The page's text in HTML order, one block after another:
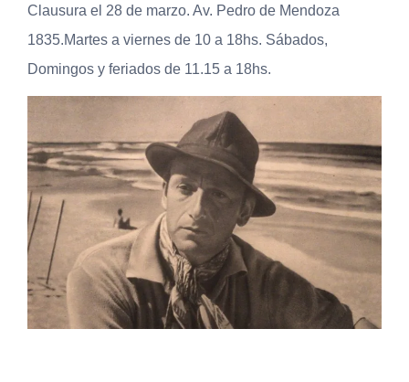
Clausura el 28 de marzo. Av. Pedro de Mendoza
1835.Martes a viernes de 10 a 18hs. Sábados,
Domingos y feriados de 11.15 a 18hs.